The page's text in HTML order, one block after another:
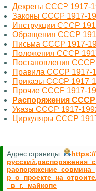
Декреты СССР 1917-
Законы СССР 1917-
Инструкции СССР
Обращения СССР
Письма СССР 1917-
Положения СССР
Постановления СССР
Правила СССР 1917-
Приказы СССР 1917-
Прочие СССР 1917-
Распоряжения СССР
Указы СССР 1917-
Циркуляры СССР
Адрес страницы:
_в_г._майкопе